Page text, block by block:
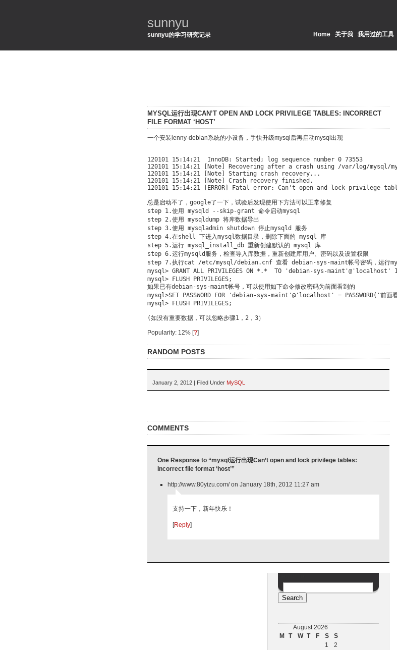
sunnyu
sunnyu的学习研究记录 Home 关于我 我用过的工具
MYSQL运行出现CAN’T OPEN AND LOCK PRIVILEGE TABLES: INCORRECT
FILE FORMAT ‘HOST’
一个安装lenny-debian系统的小设备，手快升级mysql后再启动mysql出现
120101 15:14:21  InnoDB: Started; log sequence number 0 73553
120101 15:14:21 [Note] Recovering after a crash using /var/log/mysql/
120101 15:14:21 [Note] Starting crash recovery...
120101 15:14:21 [Note] Crash recovery finished.
120101 15:14:21 [ERROR] Fatal error: Can't open and lock privilege
总是启动不了，google了一下，试验后发现使用下方法可以正常修复
step 1.使用 mysqld --skip-grant 命令启动mysql
step 2.使用 mysqldump 将库数据导出
step 3.使用 mysqladmin shutdown 停止mysqld 服务
step 4.在shell 下进入mysql数据目录，删除下面的 mysql 库
step 5.运行 mysql_install_db 重新创建默认的 mysql 库
step 6.运行mysqld服务，检查导入库数据，重新创建库用户、密码以及设置权限
step 7.执行cat /etc/mysql/debian.cnf 查看 debian-sys-maint帐号密码，运行
mysql> GRANT ALL PRIVILEGES ON *.*  TO 'debian-sys-maint'@'localhost'
mysql> FLUSH PRIVILEGES;
如果已有debian-sys-maint帐号，可以使用如下命令修改密码为前面看到的
mysql>SET PASSWORD FOR 'debian-sys-maint'@'localhost' = PASSWORD('前面
mysql> FLUSH PRIVILEGES;
(如没有重要数据，可以忽略步骤1，2，3）
Popularity: 12% [?]
RANDOM POSTS
January 2, 2012 | Filed Under MySQL
COMMENTS
One Response to “mysql运行出现Can’t open and lock privilege tables:
Incorrect file format ‘host’”
http://www.80yizu.com/ on January 18th, 2012 11:27 am
支持一下，新年快乐！
[Reply]
August 2026
M
T W T F S S
1
2